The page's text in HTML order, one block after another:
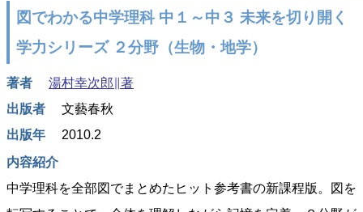
図でわかる中学理科 中１～中３ 未来を切り開く
学力シリーズ ２分野（生物・地学）
著者
湯村幸次郎∥著
出版者
文藝春秋
出版年
2010.2
内容紹介
中学理科を全部図でまとめたヒット参考書の新課程版。図を